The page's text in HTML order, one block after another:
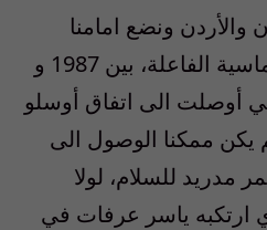
والأردن ونضع امامنا
مرحلة ممارسة الديبلوماسية الفاعلة، بين 1987 و
أوصلت الى اتفاق أوسلو
يكن ممكنا الوصول الى
مدريد للسلام، لولا
ارتكبه ياسر عرفات في